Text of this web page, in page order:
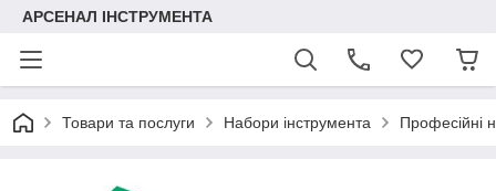
АРСЕНАЛ ІНСТРУМЕНТА
Товари та послуги Набори інструмента Професійні